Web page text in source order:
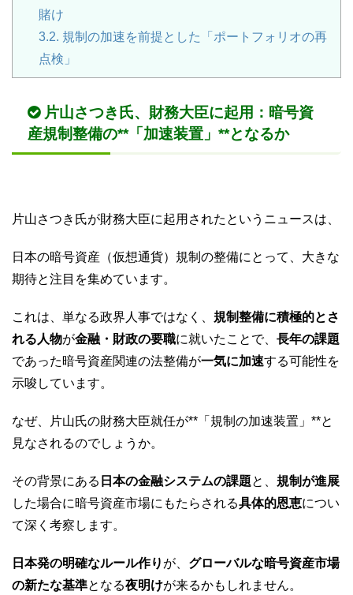
賭け
3.2. 規制の加速を前提とした「ポートフォリオの再
点検」
片山さつき氏、 財務大臣に起用：暗号資
産規制整備の**「加速装置」**となるか
片山さつき氏が財務大臣に起用されたというニュースは、
日本の暗号資産（仮想通貨）規制の整備にとって、大きな
期待と注目を集めています。
これは、単なる政界人事ではなく、 規制整備に積極的とさ
れる人物が金融・財政の要職に就いたことで、 長年の課題
であった暗号資産関連の法整備が一気に加速する可能性を
示唆しています。
なぜ、片山氏の財務大臣就任が**「規制の加速装置」**と
見なされるのでしょうか。
その背景にある 日本の金融システムの課題と、 規制が進展
した場合に暗号資産市場にもたらされる具体的恩恵につい
て深く考察します。
日本発の明確なルール作り が、 グローバルな暗号資産市場
の新たな基準となる夜明けが来るかもしれません。